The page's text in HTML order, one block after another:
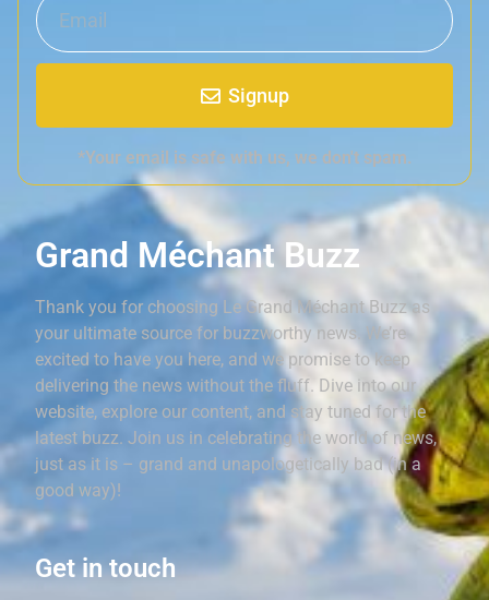
Signup
*Your email is safe with us, we don't spam.
Grand Méchant Buzz
Thank you for choosing Le Grand Méchant Buzz as
your ultimate source for buzzworthy news. We’re
excited to have you here, and we promise to keep
delivering the news without the fluff. Dive into our
website, explore our content, and stay tuned for the
latest buzz. Join us in celebrating the world of news,
just as it is – grand and unapologetically bad (in a
good way)!
Get in touch